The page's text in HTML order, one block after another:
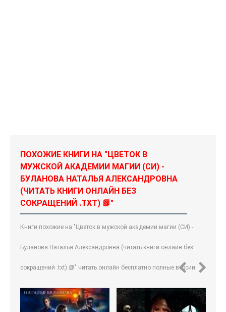
ПОХОЖИЕ КНИГИ НА "ЦВЕТОК В
МУЖСКОЙ АКАДЕМИИ МАГИИ (СИ) -
БУЛАНОВА НАТАЛЬЯ АЛЕКСАНДРОВНА
(ЧИТАТЬ КНИГИ ОНЛАЙН БЕЗ
СОКРАЩЕНИЙ .TXT) 📗"
Книги похожие на "Цветок в мужской академии магии (СИ) -
Буланова Наталья Александровна (читать книги онлайн без
сокращений .txt) 📗" читать онлайн бесплатно полные версии.